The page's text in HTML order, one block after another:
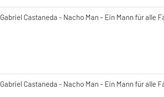
Gabriel Castaneda - Nacho Man - Ein Mann für alle
Gabriel Castaneda - Nacho Man - Ein Mann für alle